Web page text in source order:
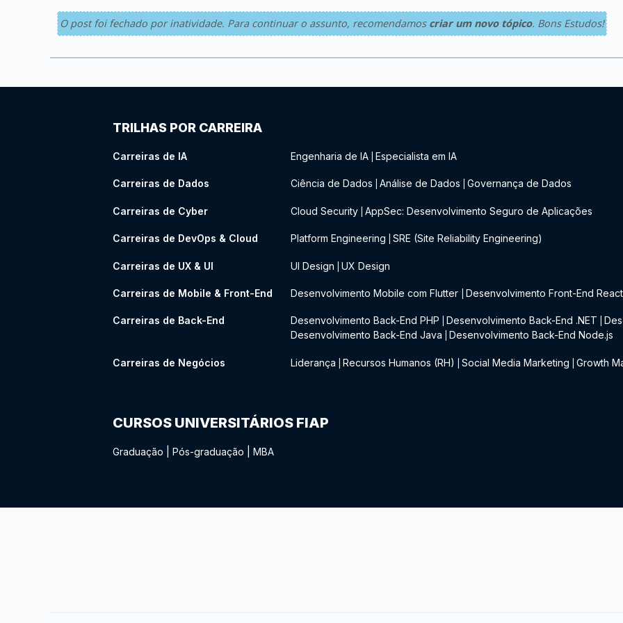
O post foi fechado por inatividade. Para continuar o assunto, recomendamos criar um novo tópico. Bons Estudos!
TRILHAS POR CARREIRA
Carreiras de IA Engenharia de IA Especialista em IA
Carreiras de Dados Ciência de Dados Análise de Dados Governança de Dados
Carreiras de Cyber Cloud Security AppSec: Desenvolvimento Seguro de Aplicações
Carreiras de DevOps & Cloud Platform Engineering SRE (Site Reliability Engineering)
Carreiras de UX & UI UI Design UX Design
Carreiras de Mobile & Front-End Desenvolvimento Mobile com Flutter Desenvolvimento Front-End React
Carreiras de Back-End Desenvolvimento Back-End PHP Desenvolvimento Back-End .NET
Desenvolvimento Back-End Java
Desenvolvimento Back-End Node.js
Carreiras de Negócios Liderança Recursos Humanos (RH) Social Media Marketing Growth
CURSOS UNIVERSITÁRIOS FIAP
Graduação Pós-graduação MBA